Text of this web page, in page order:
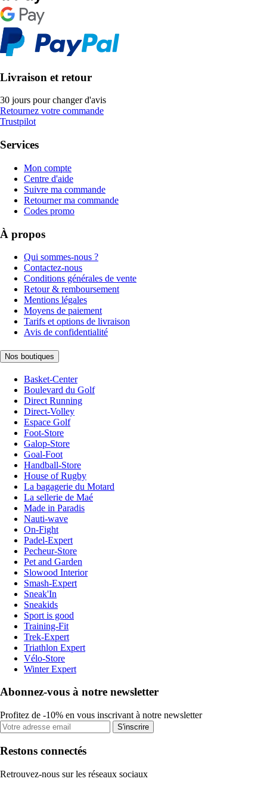
Livraison et retour
30 jours pour changer d'avis
Retournez votre commande
Trustpilot
Services
Mon compte
Centre d'aide
Suivre ma commande
Retourner ma commande
Codes promo
À propos
Qui sommes-nous ?
Contactez-nous
Conditions générales de vente
Retour & remboursement
Mentions légales
Moyens de paiement
Tarifs et options de livraison
Avis de confidentialité
Nos boutiques
Basket-Center
Boulevard du Golf
Direct Running
Direct-Volley
Espace Golf
Foot-Store
Galop-Store
Goal-Foot
Handball-Store
House of Rugby
La bagagerie du Motard
La sellerie de Maé
Made in Paradis
Nauti-wave
On-Fight
Padel-Expert
Pecheur-Store
Pet and Garden
Slowood Interior
Smash-Expert
Sneak'In
Sneakids
Sport is good
Training-Fit
Trek-Expert
Triathlon Expert
Vélo-Store
Winter Expert
Abonnez-vous à notre newsletter
Profitez de -10% en vous inscrivant à notre newsletter
S'inscrire
Restons connectés
Retrouvez-nous sur les réseaux sociaux